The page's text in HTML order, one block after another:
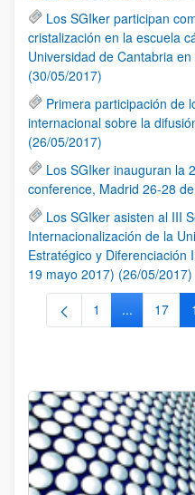
Los SGIker participan
cristalización en la escuela
Universidad de Cantabria
(30/05/2017)
Primera participación de
internacional sobre la
(26/05/2017)
Los SGIker inauguran la
conference, Madrid 26-28
Los SGIker asisten al III
Internacionalización de la
Estratégico y Diferenciación
19 mayo 2017) (26/05/2017)
Página
1 ...Páginas
17